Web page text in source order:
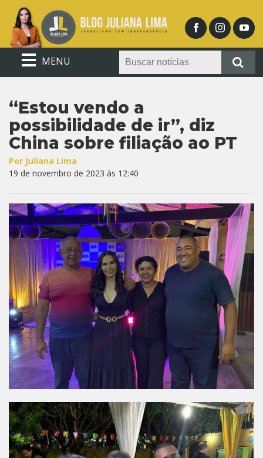
MENU
“Estou vendo a
possibilidade de ir”, diz
China sobre filiação ao PT
Por Juliana Lima
19 de novembro de 2023 às 12:40